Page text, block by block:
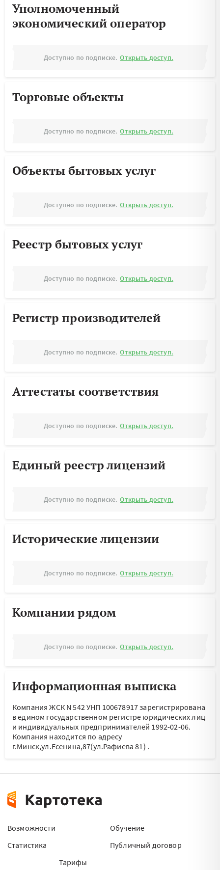
Уполномоченный
экономический оператор
Доступно по подписке. Открыть доступ.
Торговые объекты
Доступно по подписке. Открыть доступ.
Объекты бытовых услуг
Доступно по подписке. Открыть доступ.
Реестр бытовых услуг
Доступно по подписке. Открыть доступ.
Регистр производителей
Доступно по подписке. Открыть доступ.
Аттестаты соответствия
Доступно по подписке. Открыть доступ.
Единый реестр лицензий
Доступно по подписке. Открыть доступ.
Исторические лицензии
Доступно по подписке. Открыть доступ.
Компании рядом
Доступно по подписке. Открыть доступ.
Информационная выписка
Компания ЖСК N 542 УНП 100678917 зарегистрирована
в едином государственном регистре юридических лиц
и индивидуальных предпринимателей 1992-02-06.
Компания находится по адресу
г.Минск,ул.Есенина,87(ул.Рафиева 81) .
Возможности
Статистика
Тарифы
Обучение
Публичный договор